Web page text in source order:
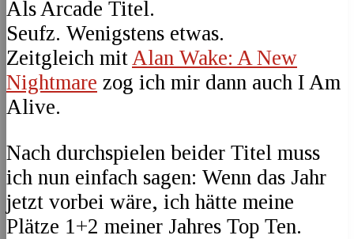
Als Arcade Titel.
Seufz. Wenigstens etwas.
Zeitgleich mit Alan Wake: A New
Nightmare zog ich mir dann auch I Am
Alive.
Nach durchspielen beider Titel muss
ich nun einfach sagen: Wenn das Jahr
jetzt vorbei wäre, ich hätte meine
Plätze 1+2 meiner Jahres Top Ten.